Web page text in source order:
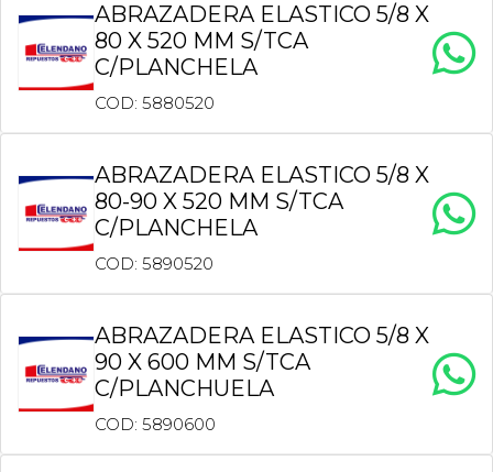
ABRAZADERA ELASTICO 5/8 X
80 X 520 MM S/TCA
C/PLANCHELA
COD: 5880520
ABRAZADERA ELASTICO 5/8 X
80-90 X 520 MM S/TCA
C/PLANCHELA
COD: 5890520
ABRAZADERA ELASTICO 5/8 X
90 X 600 MM S/TCA
C/PLANCHUELA
COD: 5890600